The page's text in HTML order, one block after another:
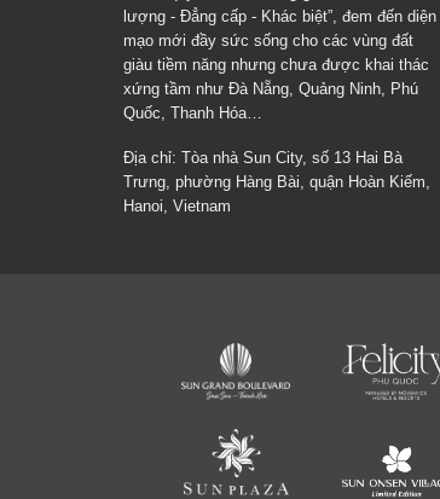
lượng - Đẳng cấp - Khác biệt”, đem đến diện
mạo mới đầy sức sống cho các vùng đất
giàu tiềm năng nhưng chưa được khai thác
xứng tầm như Đà Nẵng, Quảng Ninh, Phú
Quốc, Thanh Hóa…
Địa chỉ: Tòa nhà Sun City, số 13 Hai Bà
Trưng, phường Hàng Bài, quận Hoàn Kiếm,
Hanoi, Vietnam